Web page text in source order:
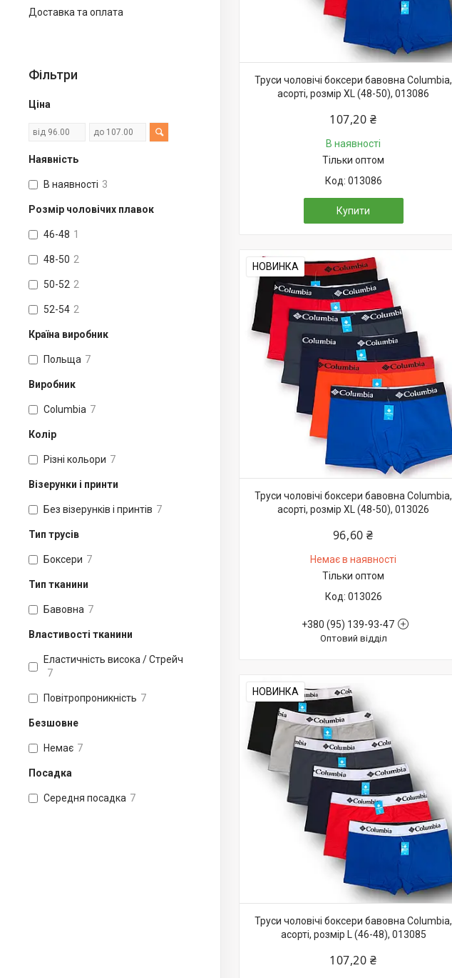
Доставка та оплата
Фільтри
Ціна
Наявність
В наявності 3
Розмір чоловічих плавок
46-48 1
48-50 2
50-52 2
52-54 2
Країна виробник
Польща 7
Виробник
Columbia 7
Колір
Різні кольори 7
Візерунки і принти
Без візерунків і принтів 7
Тип трусів
Боксери 7
Тип тканини
Бавовна 7
Властивості тканини
Еластичність висока / Стрейч
7
Повітропроникність 7
Безшовне
Немає 7
Посадка
Середня посадка 7
Труси чоловічі боксери бавовна Columbia,
асорті, розмір XL (48-50), 013086
107,20 ₴
В наявності
Тільки оптом
013086
Купити
НОВИНКА
Труси чоловічі боксери бавовна Columbia,
асорті, розмір XL (48-50), 013026
96,60 ₴
Немає в наявності
Тільки оптом
013026
+380 (95) 139-93-47
Оптовий відділ
НОВИНКА
Труси чоловічі боксери бавовна Columbia,
асорті, розмір L (46-48), 013085
107,20 ₴